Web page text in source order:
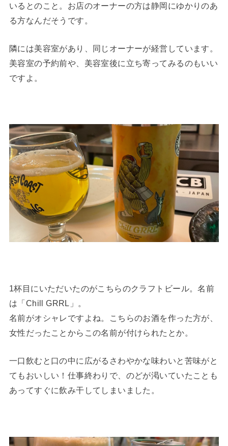
いるとのこと。お店のオーナーの方は静岡にゆかりのあ
る方なんだそうです。
隣には美容室があり、同じオーナーが経営しています。
美容室の予約前や、美容室後に立ち寄ってみるのもいい
ですよ。
1杯目にいただいたのがこちらのクラフトビール。名前
は「Chill GRRL」。
名前がオシャレですよね。こちらのお酒を作った方が、
女性だったことからこの名前が付けられたとか。
一口飲むと口の中に広がるさわやかな味わいと苦味がと
てもおいしい！仕事終わりで、のどが渇いていたことも
あってすぐに飲み干してしまいました。